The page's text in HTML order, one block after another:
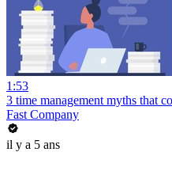
1:53
3 time management myths that
Fast Company
il y a 5 ans